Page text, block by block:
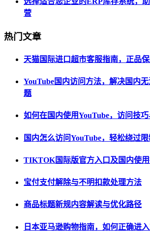
营
热门文章
天猫国际进口超市客服指南，正品
YouTube国内访问方法，解决国内无
题
如何在国内使用YouTube，访问技
国内怎么访问YouTube，轻松绕过
TIKTOK国际版官方入口及国内使
宝付支付解除与不明扣款处理方法
商品标题新规内容解读与优化路径
日本亚马逊购物指南，如何正确进